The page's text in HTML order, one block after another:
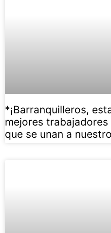
*¡Barranquilleros,
mejores
que se unan a